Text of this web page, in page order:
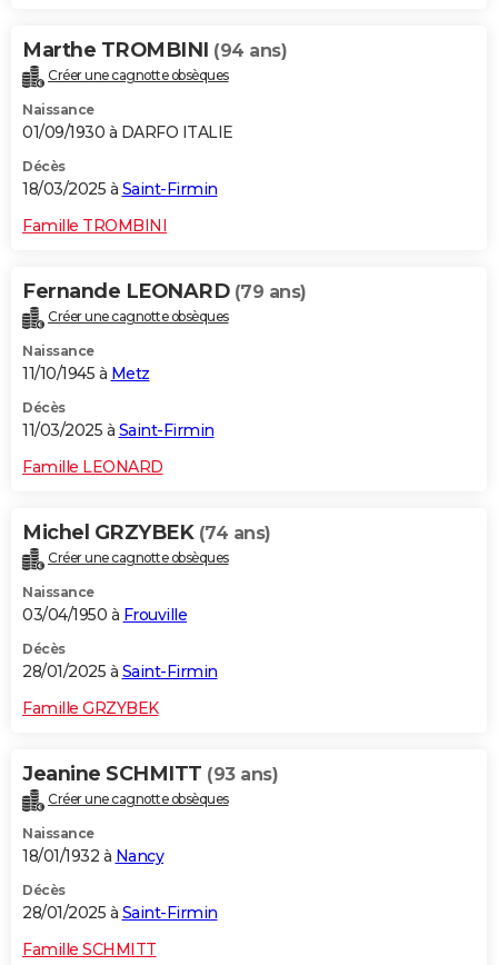
Marthe TROMBINI (94 ans)
Créer une cagnotte obsèques
Naissance
01/09/1930 à DARFO ITALIE
Décès
18/03/2025 à Saint-Firmin
Famille TROMBINI
Fernande LEONARD (79 ans)
Créer une cagnotte obsèques
Naissance
11/10/1945 à Metz
Décès
11/03/2025 à Saint-Firmin
Famille LEONARD
Michel GRZYBEK (74 ans)
Créer une cagnotte obsèques
Naissance
03/04/1950 à Frouville
Décès
28/01/2025 à Saint-Firmin
Famille GRZYBEK
Jeanine SCHMITT (93 ans)
Créer une cagnotte obsèques
Naissance
18/01/1932 à Nancy
Décès
28/01/2025 à Saint-Firmin
Famille SCHMITT